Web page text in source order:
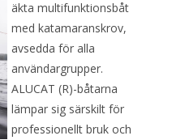
äkta multifunktionsbåt
med katamaranskrov,
avsedda för alla
användargrupper.
ALUCAT (R)-båtarna
lämpar sig särskilt för
professionellt bruk och